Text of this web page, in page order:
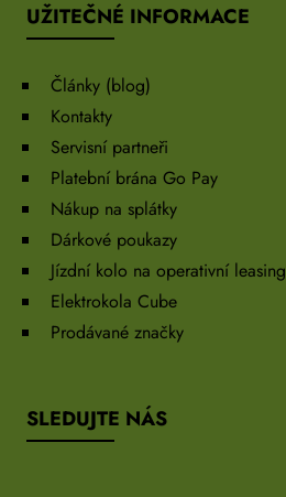
UŽITEČNÉ INFORMACE
Články (blog)
Kontakty
Servisní partneři
Platební brána Go Pay
Nákup na splátky
Dárkové poukazy
Jízdní kolo na operativní leasing
Elektrokola Cube
Prodávané značky
SLEDUJTE NÁS